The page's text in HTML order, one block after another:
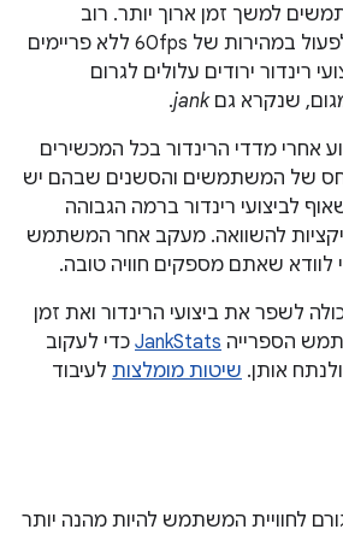
למשך זמן ארוך יותר. רוב
האפליקציות אמורות לפעול במהירות של 60fps ללא פריימים
רינדור ירודים עלולים לגרום
שנקרא גםjank
.
אחרי מדדי הרינדור בכל המכשירים
של המשתמשים והסשנים שבהם יש
לביצועי רינדור ברמה הגבוהה
להשוואה. מעקב אחר המשתמש
לוודא שאתם מספקים חוויה טובה.
לשפר את ביצועי הרינדור ואת זמן
הספרייה JankStats כדי לעקוב
אותן. שיטות מומלצות לעיבוד
לחוויית המשתמש להיות מהנה יותר